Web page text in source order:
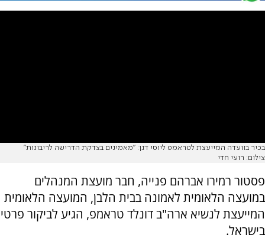
בכיר בוועדה המייעצת לטראמפ ליוסי דגן: "מאמינים בצדקת הדרישה לריבונות"
צילום: רועי חדי
פסטור רמירו אברהם פנייה, חבר מועצת המנהלים
במועצה הלאומית לאמונה בבית הלבן, המועצה הלאומית
המייעצת לנשיא ארה"ב דונלד טראמפ, הגיע לביקור פרטי
בישראל.